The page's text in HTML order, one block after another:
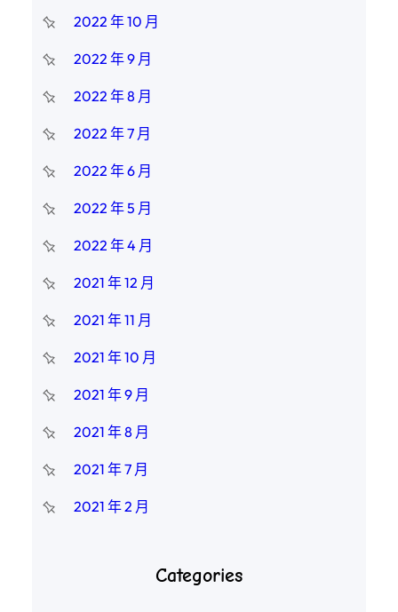
2022 年 10 月
2022 年 9 月
2022 年 8 月
2022 年 7 月
2022 年 6 月
2022 年 5 月
2022 年 4 月
2021 年 12 月
2021 年 11 月
2021 年 10 月
2021 年 9 月
2021 年 8 月
2021 年 7 月
2021 年 2 月
Categories